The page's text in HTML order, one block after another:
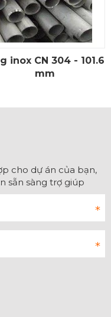
CHI TIẾT
inox CN 304 - 101.6
mm
cho dự án của bạn,
sẵn sàng trợ giúp